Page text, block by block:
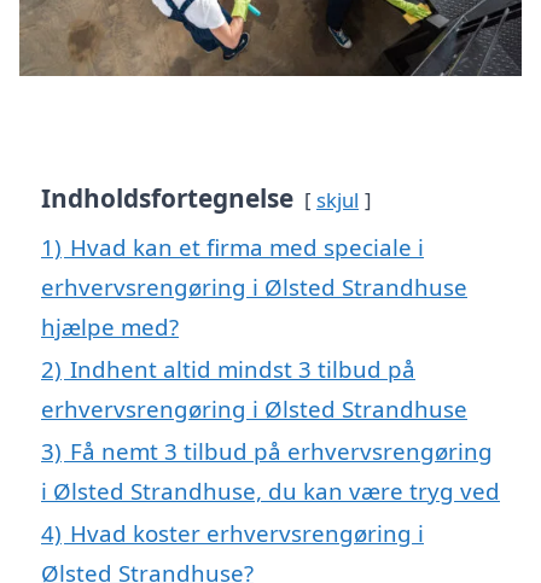
Indholdsfortegnelse skjul
1) Hvad kan et firma med speciale i
erhvervsrengøring i Ølsted Strandhuse
hjælpe med?
2) Indhent altid mindst 3 tilbud på
erhvervsrengøring i Ølsted Strandhuse
3) Få nemt 3 tilbud på erhvervsrengøring
i Ølsted Strandhuse, du kan være tryg ved
4) Hvad koster erhvervsrengøring i
Ølsted Strandhuse?